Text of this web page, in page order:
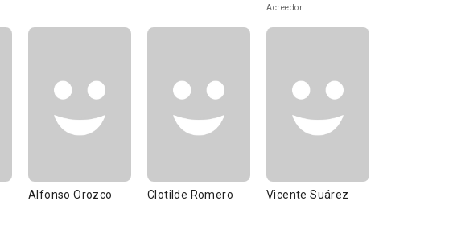
Acreedor
Alfonso Orozco Clotilde Romero Vicente Suárez